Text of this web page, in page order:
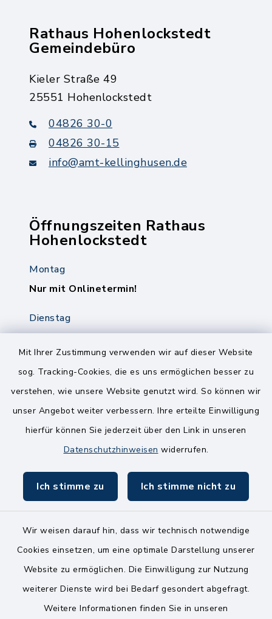
Mit Ihrer Zustimmung verwenden wir auf dieser Website
sog. Tracking-Cookies, die es uns ermöglichen besser zu
verstehen, wie unsere Website genutzt wird. So können wir
unser Angebot weiter verbessern. Ihre erteilte Einwilligung
hierfür können Sie jederzeit über den Link in unseren
Datenschutzhinweisen widerrufen.
Ich stimme zu Ich stimme nicht zu
Wir weisen darauf hin, dass wir technisch notwendige
Cookies einsetzen, um eine optimale Darstellung unserer
Website zu ermöglichen. Die Einwilligung zur Nutzung
weiterer Dienste wird bei Bedarf gesondert abgefragt.
Weitere Informationen finden Sie in unseren
Rathaus Hohenlockstedt
Gemeindebüro
Kieler Straße 49
25551 Hohenlockstedt
04826 30-0
04826 30-15
info@amt-kellinghusen.de
Öffnungszeiten Rathaus
Hohenlockstedt
Montag
Nur mit Onlinetermin!
Dienstag
8.00-12.00 Uhr
14.00-18.00 Uhr
Freitag
8.00-11.00 Uhr
Kontakt
Barrierefreiheit